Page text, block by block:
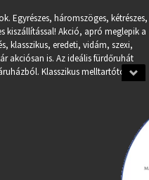
Egyrészes, háromszöges, kétrészes,
kiszállítással! Akció, apró meglepik a
klasszikus, eredeti, vidám, szexi,
akciósan is. Az ideális fürdőruhát
Klasszikus melltartótól a